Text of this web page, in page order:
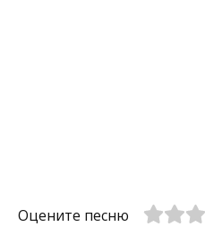
Оцените песню